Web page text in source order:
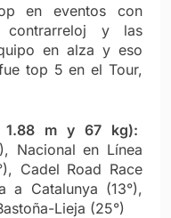
en eventos con
contrarreloj y las
en alza y eso
top 5 en el Tour,
1.88 m y 67 kg):
Nacional en Línea
Cadel Road Race
a Catalunya (13°),
Lieja (25°)